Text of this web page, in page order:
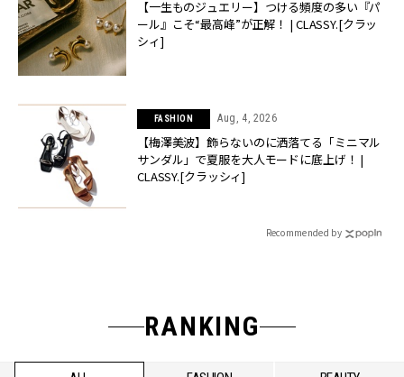
【一生ものジュエリー】つける頻度の多い『パ
ール』こそ“最高峰”が正解！ | CLASSY.[クラッ
シィ]
FASHION Aug, 4, 2026
【梅澤美波】飾らないのに洒落てる「ミニマル
サンダル」で夏服を大人モードに底上げ！ |
CLASSY.[クラッシィ]
Recommended by
RANKING